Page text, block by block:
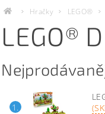
Hračky LEGO®
LEGO®
1.